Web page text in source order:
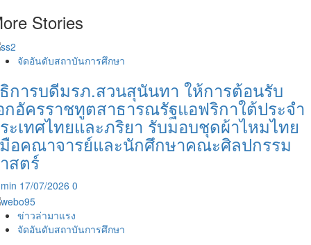
Stories
จัดอันดับสถาบันการศึกษา
การบดีมรภ.สวนสุนันทา ให้การต้อนรับ
กอัครราชทูตสาธารณรัฐแอฟริกาใต้ประจำ
ะเทศไทยและภริยา รับมอบชุดผ้าไหมไทย
อคณาจารย์และนักศึกษาคณะศิลปกรรม
สตร์
17/07/2026 0
ข่าวล่ามาแรง
จัดอันดับสถาบันการศึกษา